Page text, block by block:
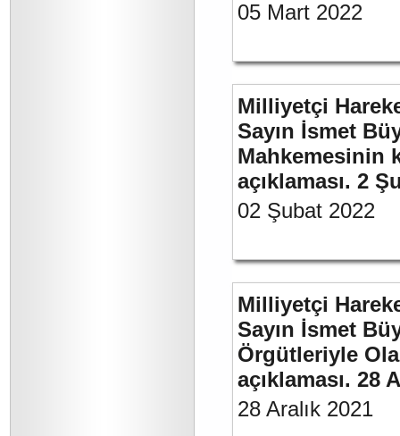
05 Mart 2022
Milliyetçi
Sayın İsmet
Mahkemesinin
açıklaması. 2
02 Şubat 2022
Milliyetçi
Sayın İsmet
Örgütleriyle
açıklaması. 28
28 Aralık 2021